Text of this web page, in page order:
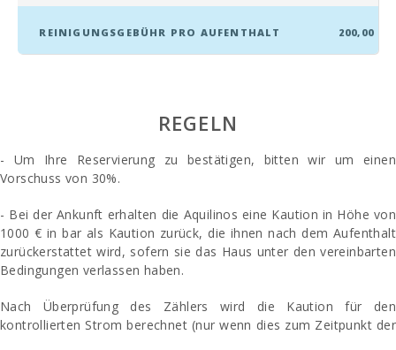
REINIGUNGSGEBÜHR PRO AUFENTHALT 200,00
REGELN
- Um Ihre Reservierung zu bestätigen, bitten wir um einen
Vorschuss von 30%.
- Bei der Ankunft erhalten die Aquilinos eine Kaution in Höhe von
1000 € in bar als Kaution zurück, die ihnen nach dem Aufenthalt
zurückerstattet wird, sofern sie das Haus unter den vereinbarten
Bedingungen verlassen haben.
Nach Überprüfung des Zählers wird die Kaution für den
kontrollierten Strom berechnet (nur wenn dies zum Zeitpunkt der